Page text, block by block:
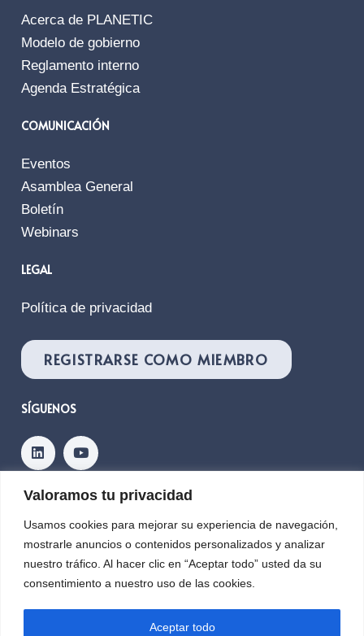
Valoramos tu privacidad
Usamos cookies para mejorar su experiencia de navegación,
mostrarle anuncios o contenidos personalizados y analizar
nuestro tráfico. Al hacer clic en “Aceptar todo” usted da su
consentimiento a nuestro uso de las cookies.
Aceptar todo
Acerca de PLANETIC
Modelo de gobierno
Reglamento interno
Agenda Estratégica
COMUNICACIÓN
Eventos
Asamblea General
Boletín
Webinars
LEGAL
Política de privacidad
REGISTRARSE COMO MIEMBRO
SÍGUENOS
Contacto
Copyright © 2026, PLANETIC